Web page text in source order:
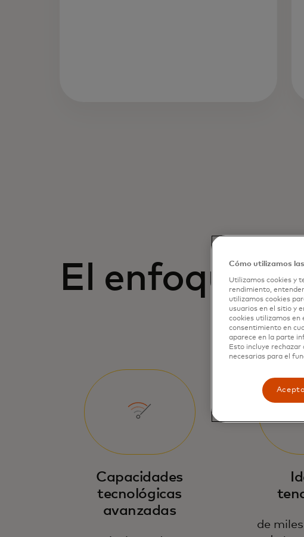
El enfoque
Capacidades
tecnológicas
avanzadas
de
Cómo utilizamos
Utilizamos cookies y
rendimiento,
utilizamos cookies
usuarios en el sitio y
cookies utilizamos en
consentimiento en
aparece en la parte
Esto incluye rechazar
necesarias para el